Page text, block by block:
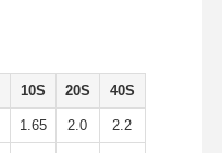
10S 20S 40S
1.65 2.0 2.2